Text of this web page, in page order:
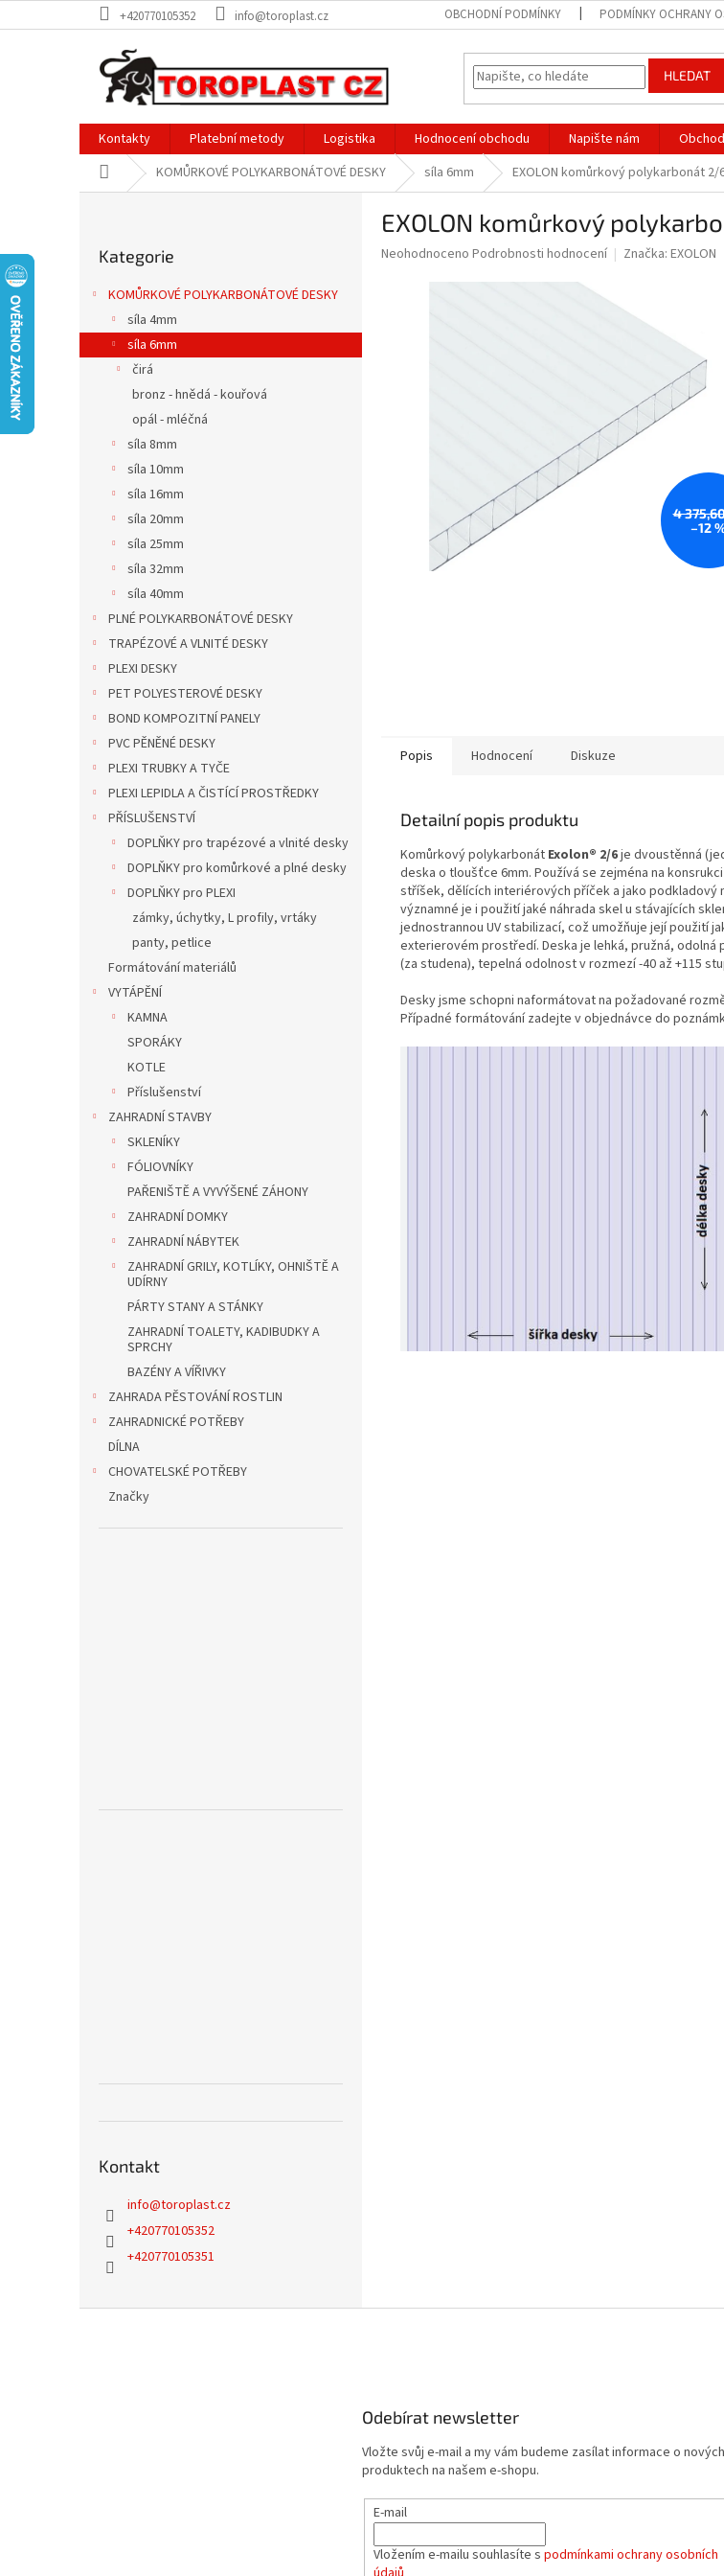
na
+420770105352 info@toroplast.cz OBCHODNÍ PODMÍNKY PODMÍNKY OCHRANY
HLEDAT
Kontakty Platební metody Logistika Hodnocení obchodu Napište nám
Domů KOMŮRKOVÉ POLYKARBONÁTOVÉ DESKY síla 6mm EXOLON komůrkový polykarbonát 2/
n
kategorie
Kategorie
KOMŮRKOVÉ POLYKARBONÁTOVÉ DESKY
síla 4mm
síla 6mm
čirá
bronz - hnědá - kouřová
opál - mléčná
síla 8mm
síla 10mm
síla 16mm
síla 20mm
síla 25mm
síla 32mm
síla 40mm
PLNÉ POLYKARBONÁTOVÉ DESKY
TRAPÉZOVÉ A VLNITÉ DESKY
PLEXI DESKY
PET POLYESTEROVÉ DESKY
BOND KOMPOZITNÍ PANELY
PVC PĚNĚNÉ DESKY
PLEXI TRUBKY A TYČE
PLEXI LEPIDLA A ČISTÍCÍ PROSTŘEDKY
PŘÍSLUŠENSTVÍ
DOPLŇKY pro trapézové a vlnité desky
DOPLŇKY pro komůrkové a plné desky
DOPLŇKY pro PLEXI
zámky, úchytky, L profily, vrtáky
panty, petlice
Formátování materiálů
VYTÁPĚNÍ
KAMNA
SPORÁKY
KOTLE
Příslušenství
ZAHRADNÍ STAVBY
SKLENÍKY
FÓLIOVNÍKY
PAŘENIŠTĚ A VYVÝŠENÉ ZÁHONY
ZAHRADNÍ DOMKY
ZAHRADNÍ NÁBYTEK
ZAHRADNÍ GRILY, KOTLÍKY, OHNIŠTĚ A
UDÍRNY
PÁRTY STANY A STÁNKY
ZAHRADNÍ TOALETY, KADIBUDKY A
SPRCHY
BAZÉNY A VÍŘIVKY
ZAHRADA PĚSTOVÁNÍ ROSTLIN
ZAHRADNICKÉ POTŘEBY
DÍLNA
CHOVATELSKÉ POTŘEBY
Značky
Kontakt
info@toroplast.cz
+420770105352
+420770105351
EXOLON komůrkový
Průměrné
Neohodnoceno Podrobnosti hodnocení Značka: EXOLON
4
–12
Popis Hodnocení Diskuze
Detailní popis produktu
Komůrkový polykarbonát Exolon® 2/6je dvoustěnná
deska o tloušťce 6mm. Používá se zejména na
stříšek, dělících interiérových příček a jako podkladový
významné je i použití jaké náhrada skel u stávajících
jednostrannou UV stabilizací, což umožňuje její použití
exterierovém prostředí. Deska je lehká, pružná, odolná
(za studena), tepelná odolnost v rozmezí -40 až +115
Desky jsme schopni naformátovat na požadované
Případné formátování zadejte v objednávce do
Odebírat newsletter
Vložte svůj e-mail a my vám budeme zasílat informace o nových
produktech na našem e-shopu.
E-mail
Vložením e-mailu souhlasíte s podmínkami ochrany osobních